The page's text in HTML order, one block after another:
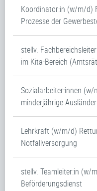
Koordinator:in (w/m/d)
Prozesse der
stellv.
im Kita-Bereich
Sozialarbeiter:innen
minderjährige
Lehrkraft (w/m/d)
Notfallversorgung
stellv. Teamleiter:in (w/
Beförderungsdienst